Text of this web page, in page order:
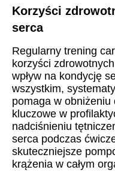
Korzyści
serca
Regularny trening
korzyści
wpływ na kondycję
wszystkim,
pomaga w
kluczowe w
nadciśnieniu
serca podczas
skuteczniejsze
krążenia w całym